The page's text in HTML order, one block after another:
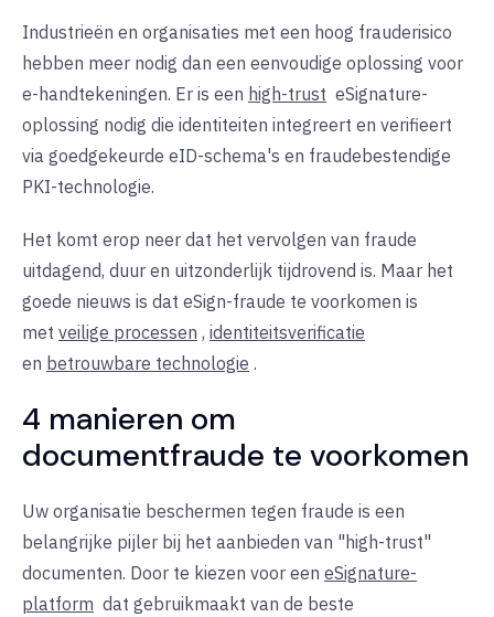
Industrieën en organisaties met een hoog frauderisico
hebben meer nodig dan een eenvoudige oplossing voor
e-handtekeningen. Er is een high-trust eSignature-
oplossing nodig die identiteiten integreert en verifieert
via goedgekeurde eID-schema's en fraudebestendige
PKI-technologie.
Het komt erop neer dat het vervolgen van fraude
uitdagend, duur en uitzonderlijk tijdrovend is. Maar het
goede nieuws is dat eSign-fraude te voorkomen is
met veilige processen , identiteitsverificatie
en betrouwbare technologie .
4 manieren om
documentfraude te voorkomen
Uw organisatie beschermen tegen fraude is een
belangrijke pijler bij het aanbieden van "high-trust"
documenten. Door te kiezen voor een eSignature-
platform dat gebruikmaakt van de beste